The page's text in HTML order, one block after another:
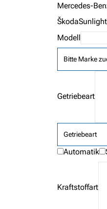
Mercedes-
ŠkodaSunlight
Modell
Bitte Marke
Getriebeart
Getriebeart
Automatik
Kraftstoffart